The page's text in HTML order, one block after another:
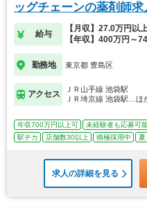
ッグチェーンの薬剤師求
給与
【月収】27.0万円以
【年収】400万円～
勤務地 東京都 豊島区
アクセス
ＪＲ山手線 池袋駅
ＪＲ埼京線 池袋駅…ほ
年収700万円以上可 未経験者も応募可
駅チカ
店舗数30以上 積極採用中 夏
求人の詳細を見る